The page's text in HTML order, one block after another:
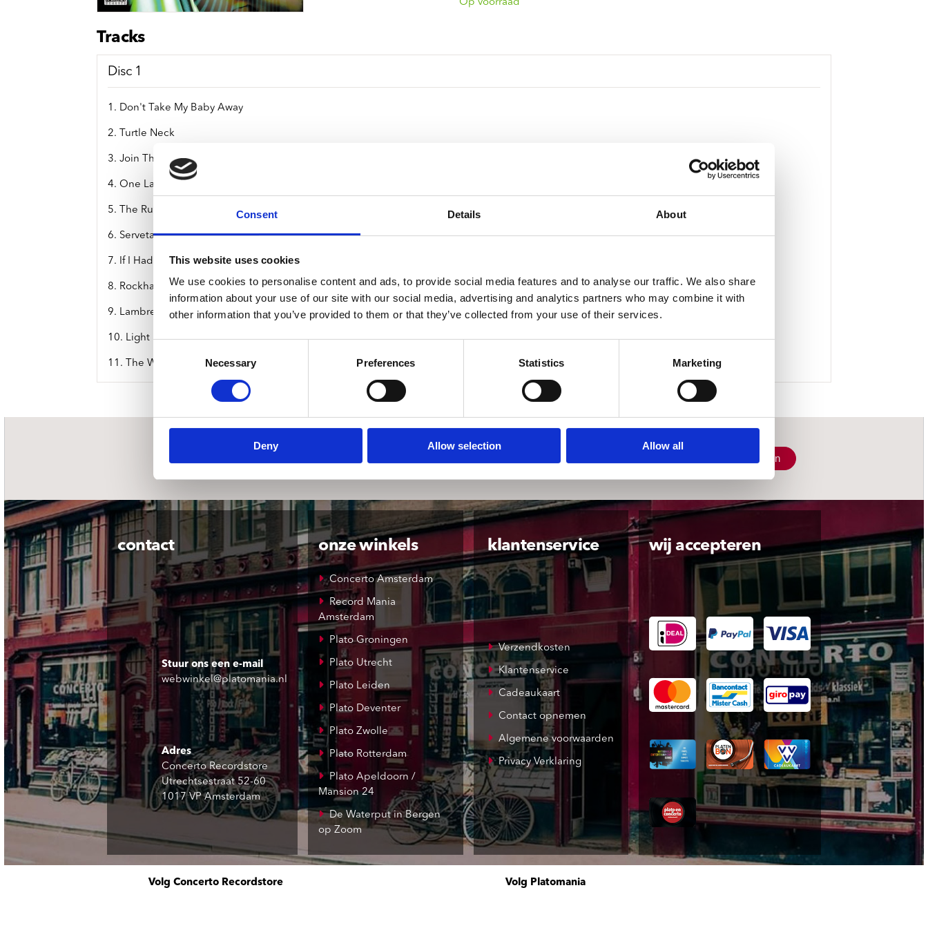
Consent Details About
This website uses cookies
We use cookies to personalise content and ads, to provide social media features and to analyse our traffic. We also share
information about your use of our site with our social media, advertising and analytics partners who may combine it with
other information that you’ve provided to them or that they’ve collected from your use of their services.
Selection
Necessary Preferences Statistics Marketing
Deny Allow selection Allow all
Classics
7 Inch singles
Plato 50 jaar Sale
Bierviltjes
Op voorraad
Tracks
Disc 1
1. Don't Take My Baby Away
2. Turtle Neck
3. Join The Jet Set
4. One Last Kiss
5. The Rum Runners
6. Serveta Soul
7. If I Had The Chance To Do It All Again
8. Rockhaus Uk
9. Lambretta Boogaloo (Bongo Version)
10. Light My Fire
11. The Witch Doctor
nieuwsbrief Schrijf je in
contact
Stuur ons een e-mail
webwinkel@platomania.nl
Adres
Concerto Recordstore
Utrechtsestraat 52-60
1017 VP Amsterdam
onze winkels
Concerto Amsterdam
Record Mania
Amsterdam
Plato Groningen
Plato Utrecht
Plato Leiden
Plato Deventer
Plato Zwolle
Plato Rotterdam
Plato Apeldoorn /
Mansion 24
De Waterput in Bergen
op Zoom
klantenservice
Verzendkosten
Klantenservice
Cadeaukaart
Contact opnemen
Algemene voorwaarden
Privacy Verklaring
wij accepteren
Volg Concerto Recordstore Volg Platomania